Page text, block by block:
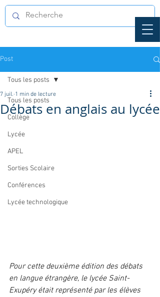
Post
Tous les posts
Collège
Lycée
APEL
Sorties Scolaire
Conférences
Lycée technologique
Tous les posts
Débats en anglais au lycée
7 juil. 1 min de lecture
Pour cette deuxième édition des débats
en langue étrangère, le lycée Saint-
Exupéry était représenté par les élèves